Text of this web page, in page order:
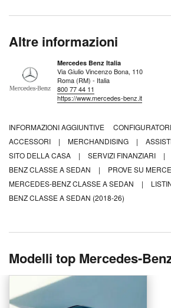
Altre informazioni
Mercedes Benz Italia
Via Giulio Vincenzo Bona, 110
Roma (RM) - Italia
800 77 44 11
https://www.mercedes-benz.it
INFORMAZIONI AGGIUNTIVE
ACCESSORI
| MERCHANDISING |
SITO DELLA CASA
| SERVIZI FINANZIARI |
BENZ CLASSE A SEDAN
| PROVE SU
MERCEDES-BENZ CLASSE A SEDAN
|
BENZ CLASSE A SEDAN (2018-26)
Modelli top Mercedes-